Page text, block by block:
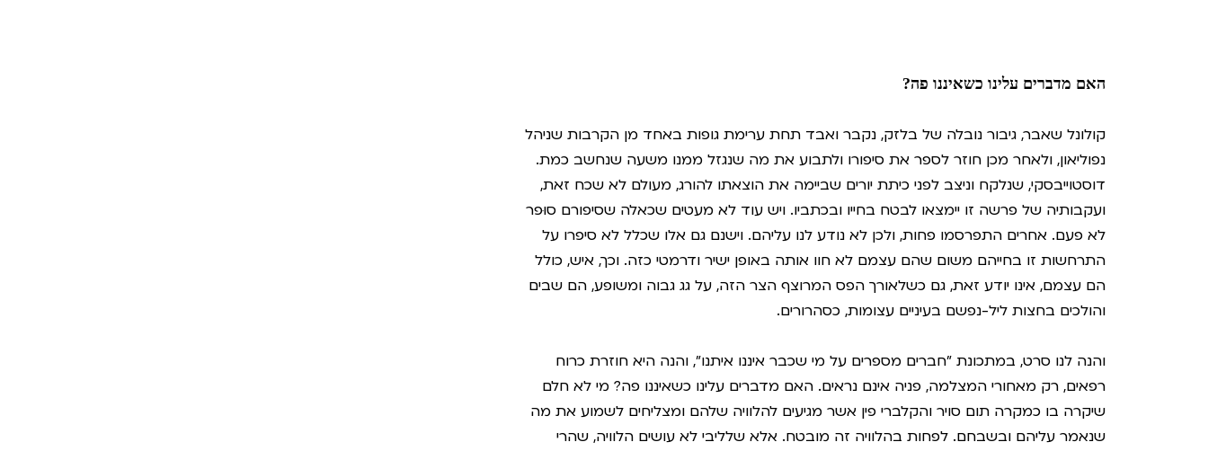
האם מדברים עלינו כשאיננו פה?
קולונל שאבר, גיבור נובלה של בלזק, נקבר ואבד תחת ערימת גופות באחד מן הקרבות שניהל
נפוליאון, ולאחר מכן חוזר לספר את סיפורו ולתבוע את מה שנגזל ממנו משעה שנחשב כמת.
דוסטוייבסקי, שנלקח וניצב לפני כיתת יורים שביימה את הוצאתו להורג, מעולם לא שכח זאת,
ועקבותיה של פרשה זו יימצאו לבטח בחייו ובכתביו. ויש עוד לא מעטים שכאלה שסיפורם סוּפר
לא פעם. אחרים התפרסמו פחות, ולכן לא נודע לנו עליהם. וישנם גם אלו שכלל לא סיפרו על
התרחשות זו בחייהם משום שהם עצמם לא חוו אותה באופן ישיר ודרמטי כזה. וכך, איש, כולל
הם עצמם, אינו יודע זאת, גם כשלאורך הפס המרוצף הצר הזה, על גג גבוה ומשופע, הם שבים
והולכים בחצות ליל-נפשם בעיניים עצומות, כסהרורים.
והנה לנו סרט, במתכונת "חברים מספרים על מי שכבר איננו איתנו", והנה היא חוזרת כרוח
רפאים, רק מאחורי המצלמה, פניה אינם נראים. האם מדברים עלינו כשאיננו פה? מי לא חלם
שיקרה בו כמקרה תום סויר והקלברי פין אשר מגיעים להלוויה שלהם ומצליחים לשמוע את מה
שנאמר עליהם ובשבחם. לפחות בהלוויה זה מובטח. אלא שלליבי לא עושים הלוויה, שהרי